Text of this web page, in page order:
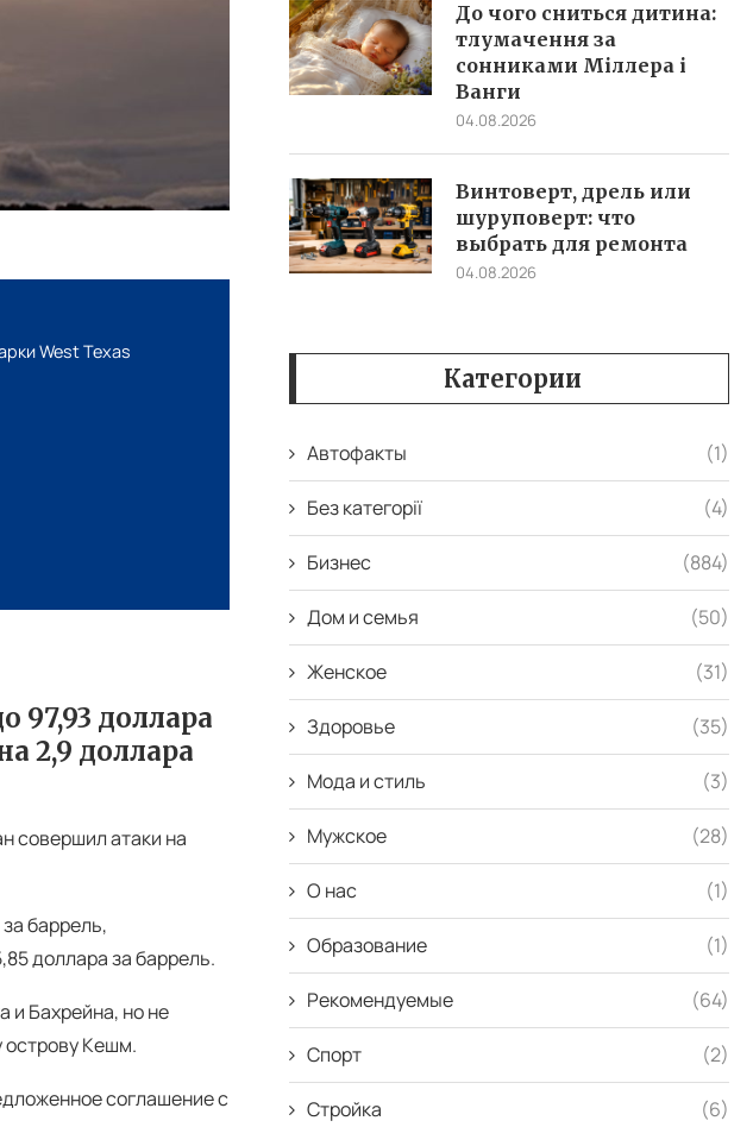
West Texas
97,93 доллара
2,9 доллара
совершил атаки на
баррель,
доллара за баррель.
и Бахрейна, но не
острову Кешм.
соглашение с
До чого сниться дитина:
тлумачення за
сонниками Міллера і
Ванги
04.08.2026
Винтоверт, дрель или
шуруповерт: что
выбрать для ремонта
04.08.2026
Категории
Автофакты (1)
Без категорії (4)
Бизнес (884)
Дом и семья (50)
Женское (31)
Здоровье (35)
Мода и стиль (3)
Мужское (28)
О нас (1)
Образование (1)
Рекомендуемые (64)
Спорт (2)
Стройка (6)